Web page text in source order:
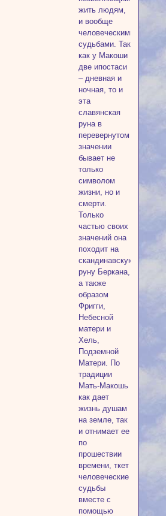
жить людям,
и вообще
человеческими
судьбами. Так
как у Макоши
две ипостаси
– дневная и
ночная, то и
эта
славянская
руна в
перевернутом
значении
бывает не
только
символом
жизни, но и
смерти.
Только
частью своих
значений она
походит на
скандинавскую
руну Беркана,
а также
образом
Фригги,
Небесной
матери и
Хель,
Подземной
Матери. По
традиции
Мать-Макошь
как дает
жизнь душам
на земле, так
и отнимает ее
по
прошествии
времени, ткет
человеческие
судьбы
вместе с
помощью